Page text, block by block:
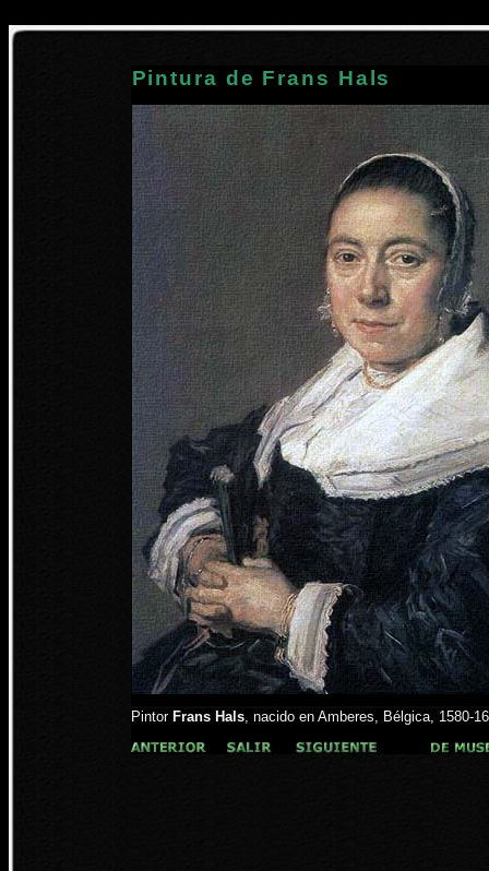
Pintura de Frans Hals
Pintor Frans Hals, nacido en Amberes, Bélgica, 1580-